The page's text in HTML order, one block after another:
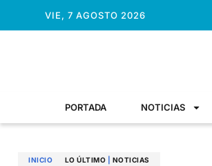
VIE, 7 AGOSTO 2026
PORTADA NOTICIAS
INICIO LO ÚLTIMO NOTICIAS